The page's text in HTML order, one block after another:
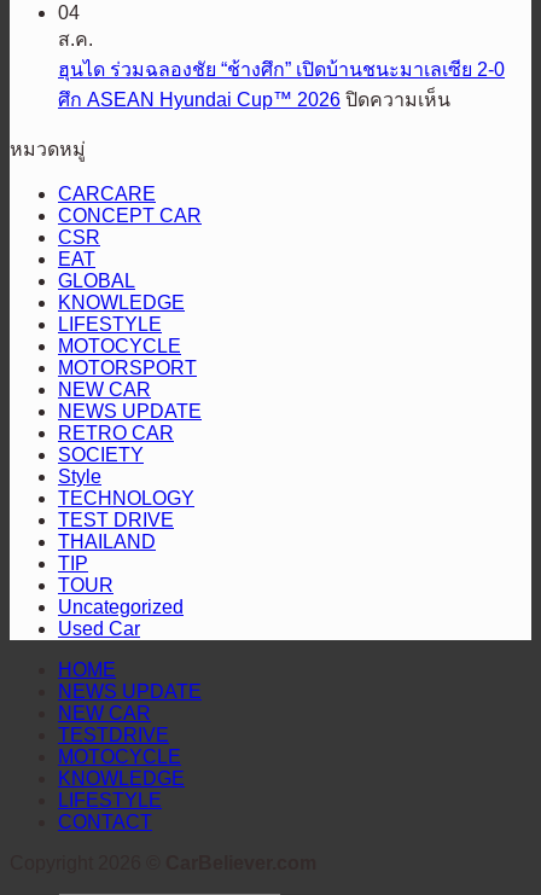
รุ่น
ย่อย
67%
เหนือ
กระแส
LINE
MAN
เปิด
ตัว
เรน
เจอร์
ยก
ระดับ
เซ็กเมนต์
กระบะ
ไลฟ์
สไตล์
ดีไซน์
ดุดัน
สายตา
04
ส.ค.
ฮุนได ร่วมฉลองชัย “ช้างศึก” เปิดบ้านชนะมาเลเซีย 2-0
ศึก ASEAN Hyundai Cup™ 2026 ปิดความเห็นบน
หมวดหมู่
CARCARE
CONCEPT CAR
CSR
EAT
GLOBAL
KNOWLEDGE
LIFESTYLE
MOTOCYCLE
MOTORSPORT
NEW CAR
NEWS UPDATE
RETRO CAR
SOCIETY
Style
TECHNOLOGY
TEST DRIVE
THAILAND
TIP
TOUR
Uncategorized
Used Car
HOME
NEWS UPDATE
NEW CAR
TESTDRIVE
MOTOCYCLE
KNOWLEDGE
LIFESTYLE
CONTACT